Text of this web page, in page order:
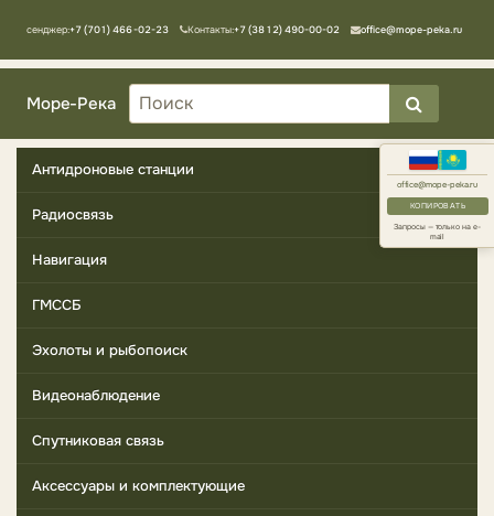
office@mope-peka.ru
КОПИРОВАТЬ
Запросы — только на e-
mail
Мессенджер:+7 (701) 466-02-23 Контакты:+7 (3812) 490-00-02 office@mope-peka.ru
Море-Река
Антидроновые станции
Радиосвязь
Навигация
ГМССБ
Эхолоты и рыбопоиск
Видеонаблюдение
Спутниковая связь
Аксессуары и комплектующие